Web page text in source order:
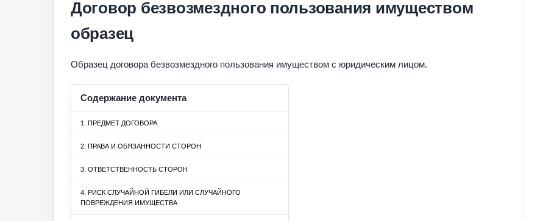
Договор безвозмездного пользования имуществом
образец
Образец договора безвозмездного пользования имуществом с юридическим лицом.
Содержание документа
1. ПРЕДМЕТ ДОГОВОРА
2. ПРАВА И ОБЯЗАННОСТИ СТОРОН
3. ОТВЕТСТВЕННОСТЬ СТОРОН
4. РИСК СЛУЧАЙНОЙ ГИБЕЛИ ИЛИ СЛУЧАЙНОГО
ПОВРЕЖДЕНИЯ ИМУЩЕСТВА